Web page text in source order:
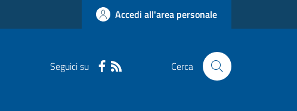
Accedi all'area personale
Seguici su Cerca